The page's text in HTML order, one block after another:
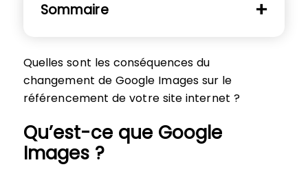
Sommaire
Quelles sont les conséquences du
changement de Google Images sur le
référencement de votre site internet ?
Qu’est-ce que Google
Images ?